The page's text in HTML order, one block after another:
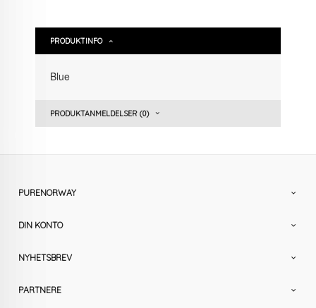
PRODUKTINFO
Blue
PRODUKTANMELDELSER (0)
PURENORWAY
DIN KONTO
NYHETSBREV
PARTNERE